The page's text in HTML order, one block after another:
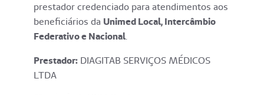
prestador credenciado para atendimentos aos
beneficiários da Unimed Local, Intercâmbio
Federativo e Nacional.
Prestador: DIAGITAB SERVIÇOS MÉDICOS
LTDA